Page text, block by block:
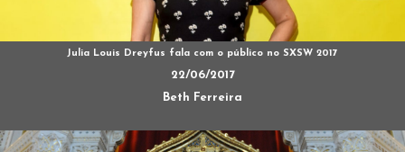
Julia Louis Dreyfus fala com o público no SXSW 2017
22/06/2017
Beth Ferreira